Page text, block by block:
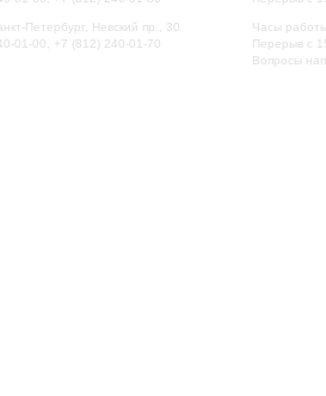
Петербург, Невский пр., 30
01-00, +7 (812) 240-01-70
Часы
Перерыв с
Вопросы